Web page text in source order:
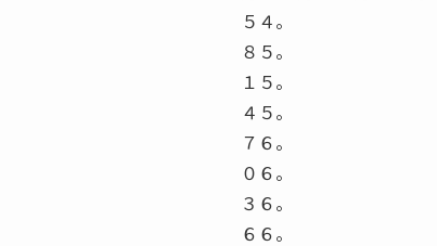
５４。
８５。
１５。
４５。
７６。
０６。
３６。
６６。